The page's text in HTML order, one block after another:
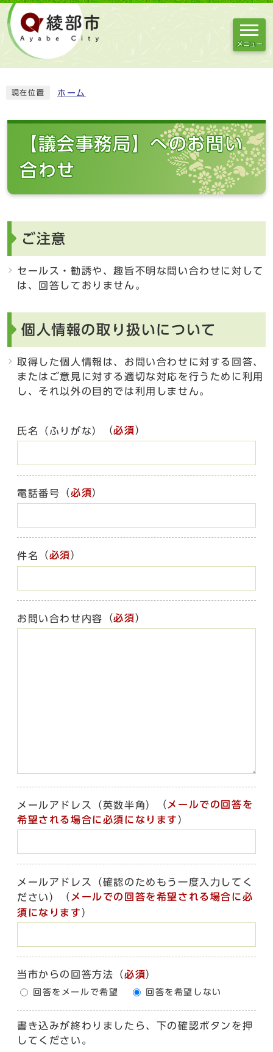
メニュー
現在位置 ホーム
【議会事務局】へのお問い
合わせ
ご注意
セールス・勧誘や、趣旨不明な問い合わせに対して
は、回答しておりません。
個人情報の取り扱いについて
取得した個人情報は、お問い合わせに対する回答、
またはご意見に対する適切な対応を行うために利用
し、それ以外の目的では利用しません。
氏名（ふりがな） （必須）
電話番号 （必須）
件名 （必須）
お問い合わせ内容 （必須）
メールアドレス（英数半角） （ メールでの回答を
希望される場合に必須になります ）
メールアドレス（確認のためもう一度入力してく
ださい）
（ メールでの回答を希望される場合に必
須になります ）
当市からの回答方法 （必須）
回答をメールで希望 回答を希望しない
書き込みが終わりましたら、下の確認ボタンを押
してください。